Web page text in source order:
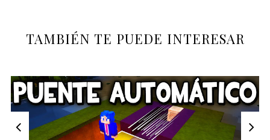
TAMBIÉN TE PUEDE INTERESAR